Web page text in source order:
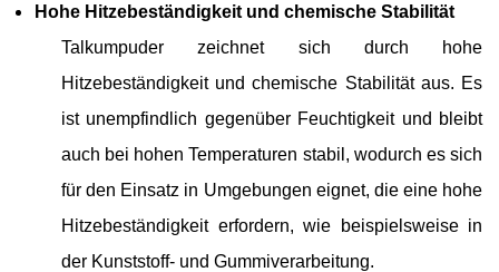
Hohe Hitzebeständigkeit und chemische Stabilität
Talkumpuder zeichnet sich durch hohe
Hitzebeständigkeit und chemische Stabilität aus. Es
ist unempfindlich gegenüber Feuchtigkeit und bleibt
auch bei hohen Temperaturen stabil, wodurch es sich
für den Einsatz in Umgebungen eignet, die eine hohe
Hitzebeständigkeit erfordern, wie beispielsweise in
der Kunststoff- und Gummiverarbeitung.